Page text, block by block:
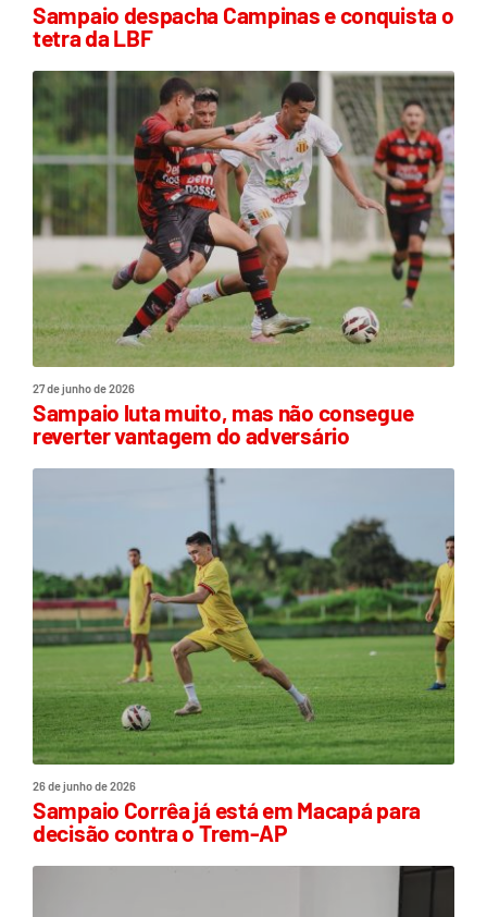
Sampaio despacha Campinas e conquista o
tetra da LBF
27 de junho de 2026
Sampaio luta muito, mas não consegue
reverter vantagem do adversário
26 de junho de 2026
Sampaio Corrêa já está em Macapá para
decisão contra o Trem-AP